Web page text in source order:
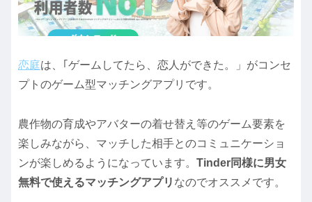
恋庭は、｢ゲームしてたら、恋人ができた。」がコンセ
プトのゲーム型マッチングアプリです。
農作物の育成やアバターの着せ替え等のゲーム要素を
楽しみながら、マッチした相手とのコミュニケーショ
ンが楽しめるようになっています。 Tinder同様に男女
無料で使えるマッチングアプリ なのでオススメです。